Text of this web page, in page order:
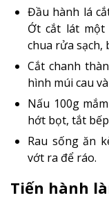
Đầu hành lá
Ớt cắt lát một
chua rửa sạch,
Cắt chanh
hình múi cau
Nấu 100g
hớt bọt, tắt
Rau sống ăn
vớt ra để ráo.
Tiến hành